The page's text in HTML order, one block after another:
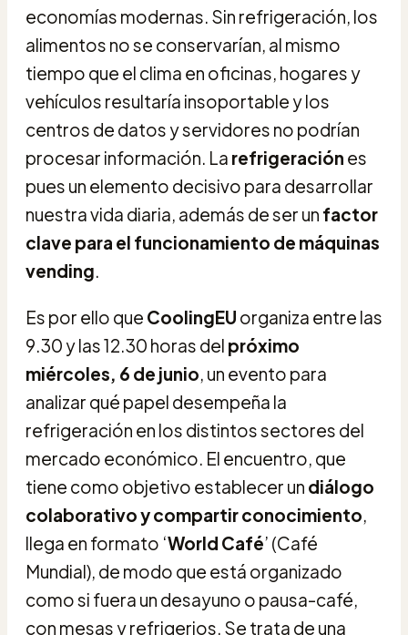
economías modernas. Sin refrigeración, los
alimentos no se conservarían, al mismo
tiempo que el clima en oficinas, hogares y
vehículos resultaría insoportable y los
centros de datos y servidores no podrían
procesar información. La refrigeración es
pues un elemento decisivo para desarrollar
nuestra vida diaria, además de ser un factor
clave para el funcionamiento de máquinas
vending.
Es por ello que CoolingEU organiza entre las
9.30 y las 12.30 horas del próximo
miércoles, 6 de junio, un evento para
analizar qué papel desempeña la
refrigeración en los distintos sectores del
mercado económico. El encuentro, que
tiene como objetivo establecer un diálogo
colaborativo y compartir conocimiento,
llega en formato ‘World Café’ (Café
Mundial), de modo que está organizado
como si fuera un desayuno o pausa-café,
con mesas y refrigerios. Se trata de una